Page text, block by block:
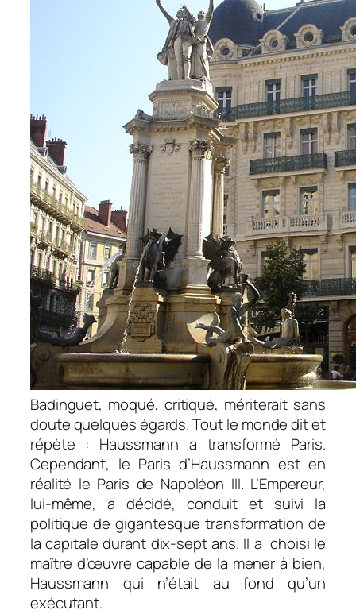
Badinguet, moqué, critiqué, mériterait sans
doute quelques égards. Tout le monde dit et
répète : Haussmann a transformé Paris.
Cependant, le Paris d’Haussmann est en
réalité le Paris de Napoléon III. L’Empereur,
lui-même, a décidé, conduit et suivi la
politique de gigantesque transformation de
la capitale durant dix-sept ans. Il a choisi le
maître d’œuvre capable de la mener à bien,
Haussmann qui n’était au fond qu’un
exécutant.